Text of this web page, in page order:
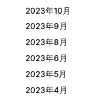
2023年10月
2023年9月
2023年8月
2023年6月
2023年5月
2023年4月